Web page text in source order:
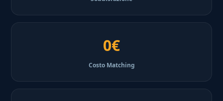
0€
Costo Matching